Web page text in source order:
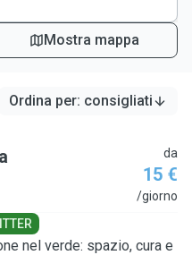
Mostra mappa
Ordina per: consigliati
da
15 €
/giorno
nel verde: spazio, cura e